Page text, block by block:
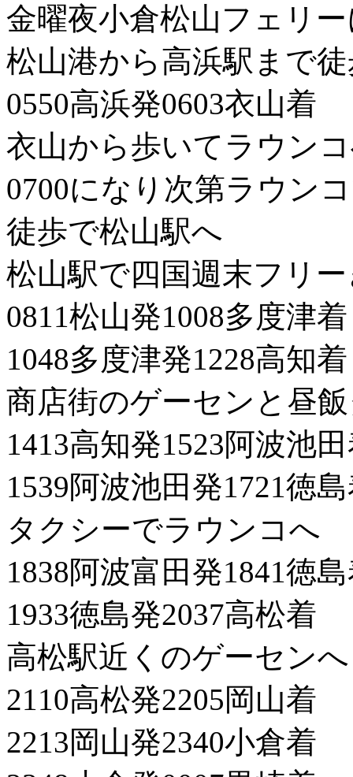
金曜夜小倉松山フェリ
松山港から高浜駅まで
0550高浜発0603衣山着
衣山から歩いてラウン
0700になり次第ラウン
徒歩で松山駅へ
松山駅で四国週末フリ
0811松山発1008多度津着
1048多度津発1228高知着
商店街のゲーセンと昼
1413高知発1523阿波池
1539阿波池田発1721徳
タクシーでラウンコへ
1838阿波富田発1841徳
1933徳島発2037高松着
高松駅近くのゲーセンへ
2110高松発2205岡山着
2213岡山発2340小倉着